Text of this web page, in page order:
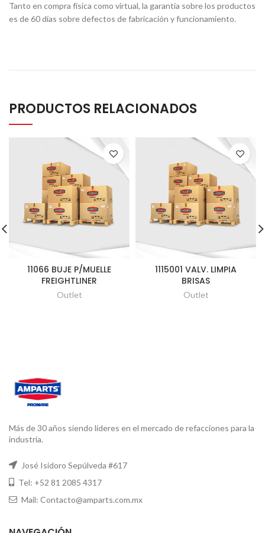
Tanto en compra física como virtual, la garantía sobre los productos
es de 60 días sobre defectos de fabricación y funcionamiento.
PRODUCTOS RELACIONADOS
11066 BUJE P/MUELLE
FREIGHTLINER
Outlet
1115001 VALV. LIMPIA
BRISAS
Outlet
Más de 30 años siendo líderes en el mercado de refacciones para la
industria.
José Isidoro Sepúlveda #617
Tel: +52 81 2085 4317
Mail: Contacto@amparts.com.mx